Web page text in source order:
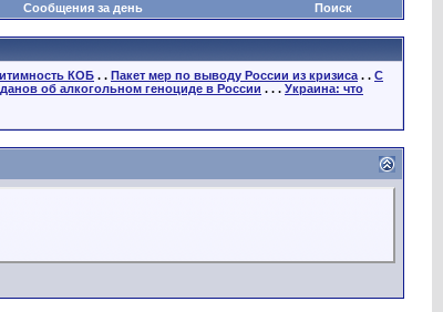
Сообщения за день Поиск
КОБ . . Пакет мер по выводу России из кризиса . . С
об алкогольном геноциде в России . . . Украина: что